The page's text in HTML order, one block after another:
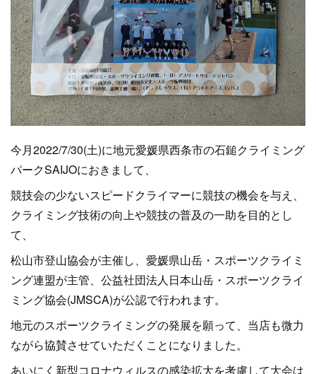
今月2022/7/30(土)に地元愛媛県西条市の石鎚クライミング
パークSAIJOにおきまして、
競技会の少ないスピードクライマーに競技の機会を与え、
クライミング技術の向上や競技の普及の一助を目的とし
て、
松山市登山協会が主催し、愛媛県山岳・スポーツクライミ
ング連盟が主管、公益社団法人日本山岳・スポーツクライ
ミング協会(JMSCA)が公認で行われます。
地元のスポーツクライミングの発展を願って、当店も微力
ながら協賛させていただくことになりました。
あいにく新型コロナウィルスの感染拡大を考慮して大会は